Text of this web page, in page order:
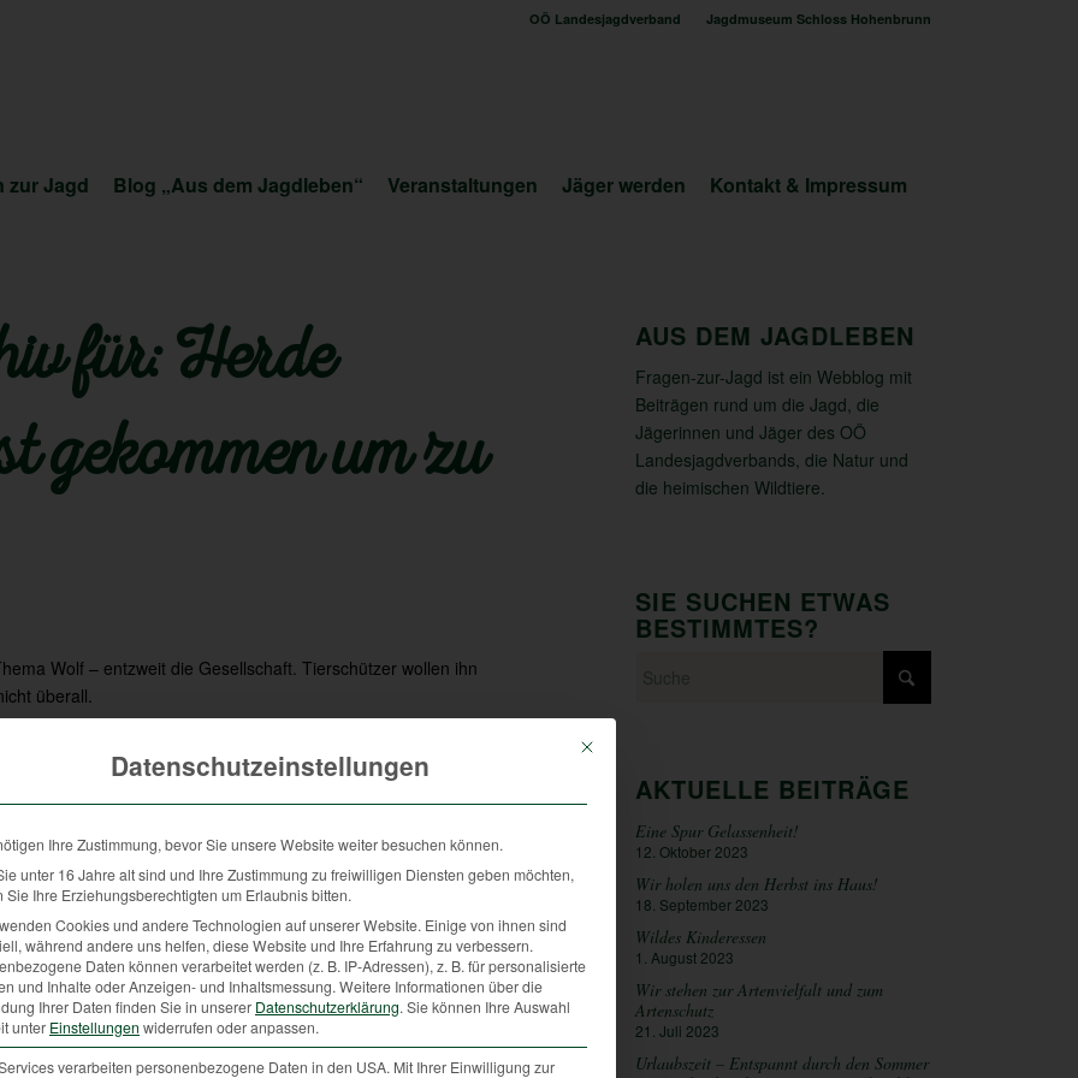
OÖ Landesjagdverband Jagdmuseum Schloss Hohenbrunn
zur Jagd Blog „Aus dem Jagdleben“ Veranstaltungen Jäger werden Kontakt & Impressum
für: Herde
gekommen um zu
Wolf – entzweit die Gesellschaft. Tierschützer wollen ihn
überall.
Wölfe schwierig ein Revier zu finden, das groß genug für ein
ist. Unser Lebensraum bietet nicht mehr die landschaftlichen
letzten 200 Jahren hat sich nicht der Wolf verändert, sondern
umgeben, und die Population wird in Österreich in den
nicht bzw. ob man dafür etwas tut oder nicht. Der Traum von
Blick auf ökologische Zusammenhänge und auf die
gibt es aktuell ca. 1500 Wölfe, in Italien rund 2000,
aus.
und Tierschützern zu entschärfen, gibt es unterschiedliche
Probleme der Bauern großzügig zu lösen. Nicht nur gerissene
die durch Wölfe gehetzten und abgestürzten Weidetiere.
AUS DEM JAGDLEBEN
Fragen-zur-Jagd ist ein Webblog mit
Beiträgen rund um die Jagd, die
Jägerinnen und Jäger des OÖ
Landesjagdverbands, die Natur und
die heimischen Wildtiere.
SIE SUCHEN ETWAS
BESTIMMTES?
AKTUELLE BEITRÄGE
Eine Spur Gelassenheit!
12. Oktober 2023
Wir holen uns den Herbst ins Haus!
18. September 2023
Wildes Kinderessen
1. August 2023
Wir stehen zur Artenvielfalt und zum
Artenschutz
21. Juli 2023
Urlaubszeit – Entspannt durch den Sommer
Mit diesem Button wird der Dialog geschlossen. Seine Funktionalität ist
Datenschutzeinstellungen
Ihre Zustimmung, bevor Sie unsere Website weiter besuchen können.
unter 16 Jahre alt sind und Ihre Zustimmung zu freiwilligen Diensten geben möchten,
Sie Ihre Erziehungsberechtigten um Erlaubnis bitten.
Cookies und andere Technologien auf unserer Website. Einige von ihnen sind
während andere uns helfen, diese Website und Ihre Erfahrung zu verbessern.
Daten können verarbeitet werden (z. B. IP-Adressen), z. B. für personalisierte
und Inhalte oder Anzeigen- und Inhaltsmessung. Weitere Informationen über die
Ihrer Daten finden Sie in unserer Datenschutzerklärung. Sie können Ihre Auswahl
unter Einstellungen widerrufen oder anpassen.
verarbeiten personenbezogene Daten in den USA. Mit Ihrer Einwilligung zur